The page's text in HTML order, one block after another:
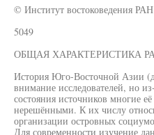
© Институт востоковедения РАН
5049
ОБЩАЯ ХАРАКТЕРИСТИКА
История Юго-Восточной Азии
внимание исследователей, но
состояния источников многие
нерешёнными. К их числу
организации островных
Для современности изучение